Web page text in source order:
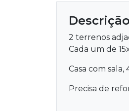
Descrição
2 terrenos
Cada um de
Casa com sala,
Precisa de